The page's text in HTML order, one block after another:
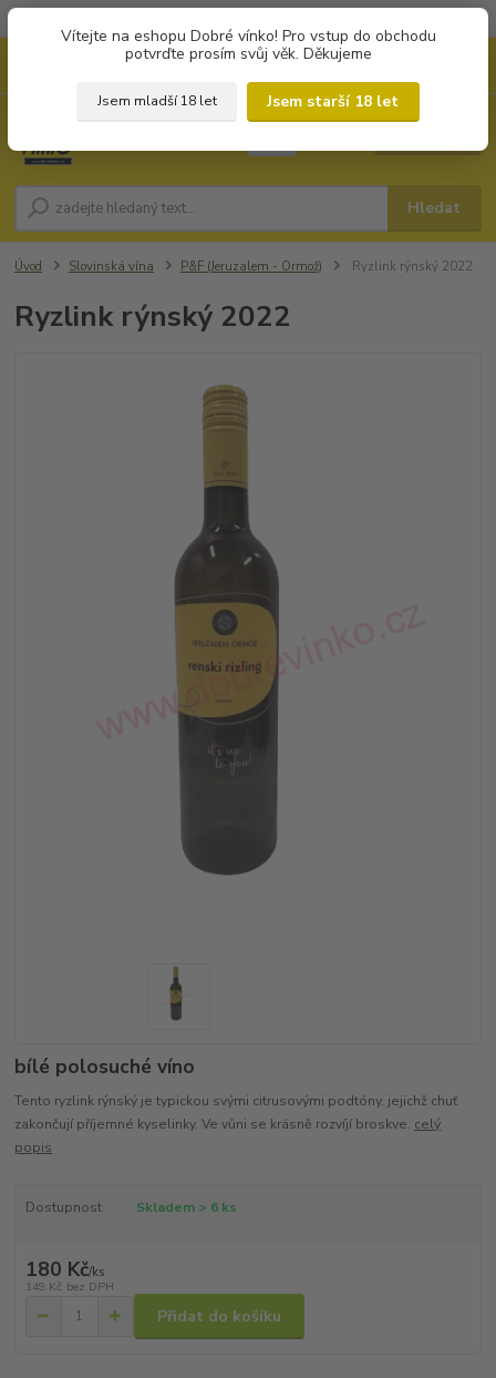
Vítejte na eshopu Dobré vínko! Pro vstup do obchodu
potvrďte prosím svůj věk. Děkujeme
Jsem mladší 18 let
Jsem starší 18 let
Hledat
Úvod Slovinská vína P&F (Jeruzalem - Ormož) Ryzlink rýnský 2022
Ryzlink rýnský 2022
bílé polosuché víno
Tento ryzlink rýnský je typickou svými citrusovými podtóny, jejichž chuť
zakončují příjemné kyselinky. Ve vůni se krásně rozvíjí broskve. celý
popis
Dostupnost Skladem > 6 ks
180 Kč/ks
149 Kč bez DPH
Přidat do košíku